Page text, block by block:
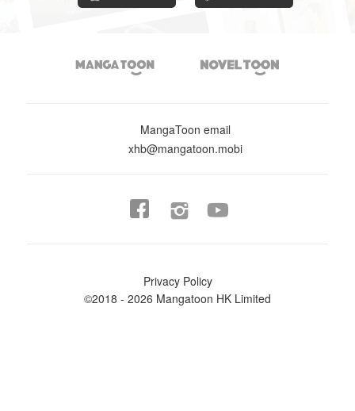
 
MangaToon email
xhb@mangatoon.mobi
 
Privacy Policy
©2018 - 2026 Mangatoon HK Limited